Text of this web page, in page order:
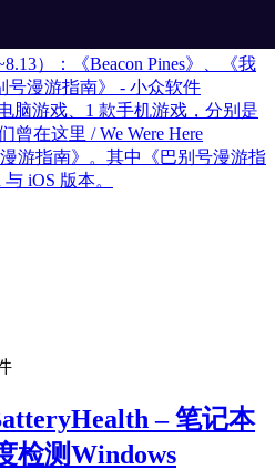
）：《Beacon Pines》、《我
号漫游指南》 - 小众软件
脑游戏、1 款手机游戏，分别是
曾在这里 / We Were Here
游指南》。其中《巴别号漫游指
iOS 版本。
– 笔记本
检测Windows